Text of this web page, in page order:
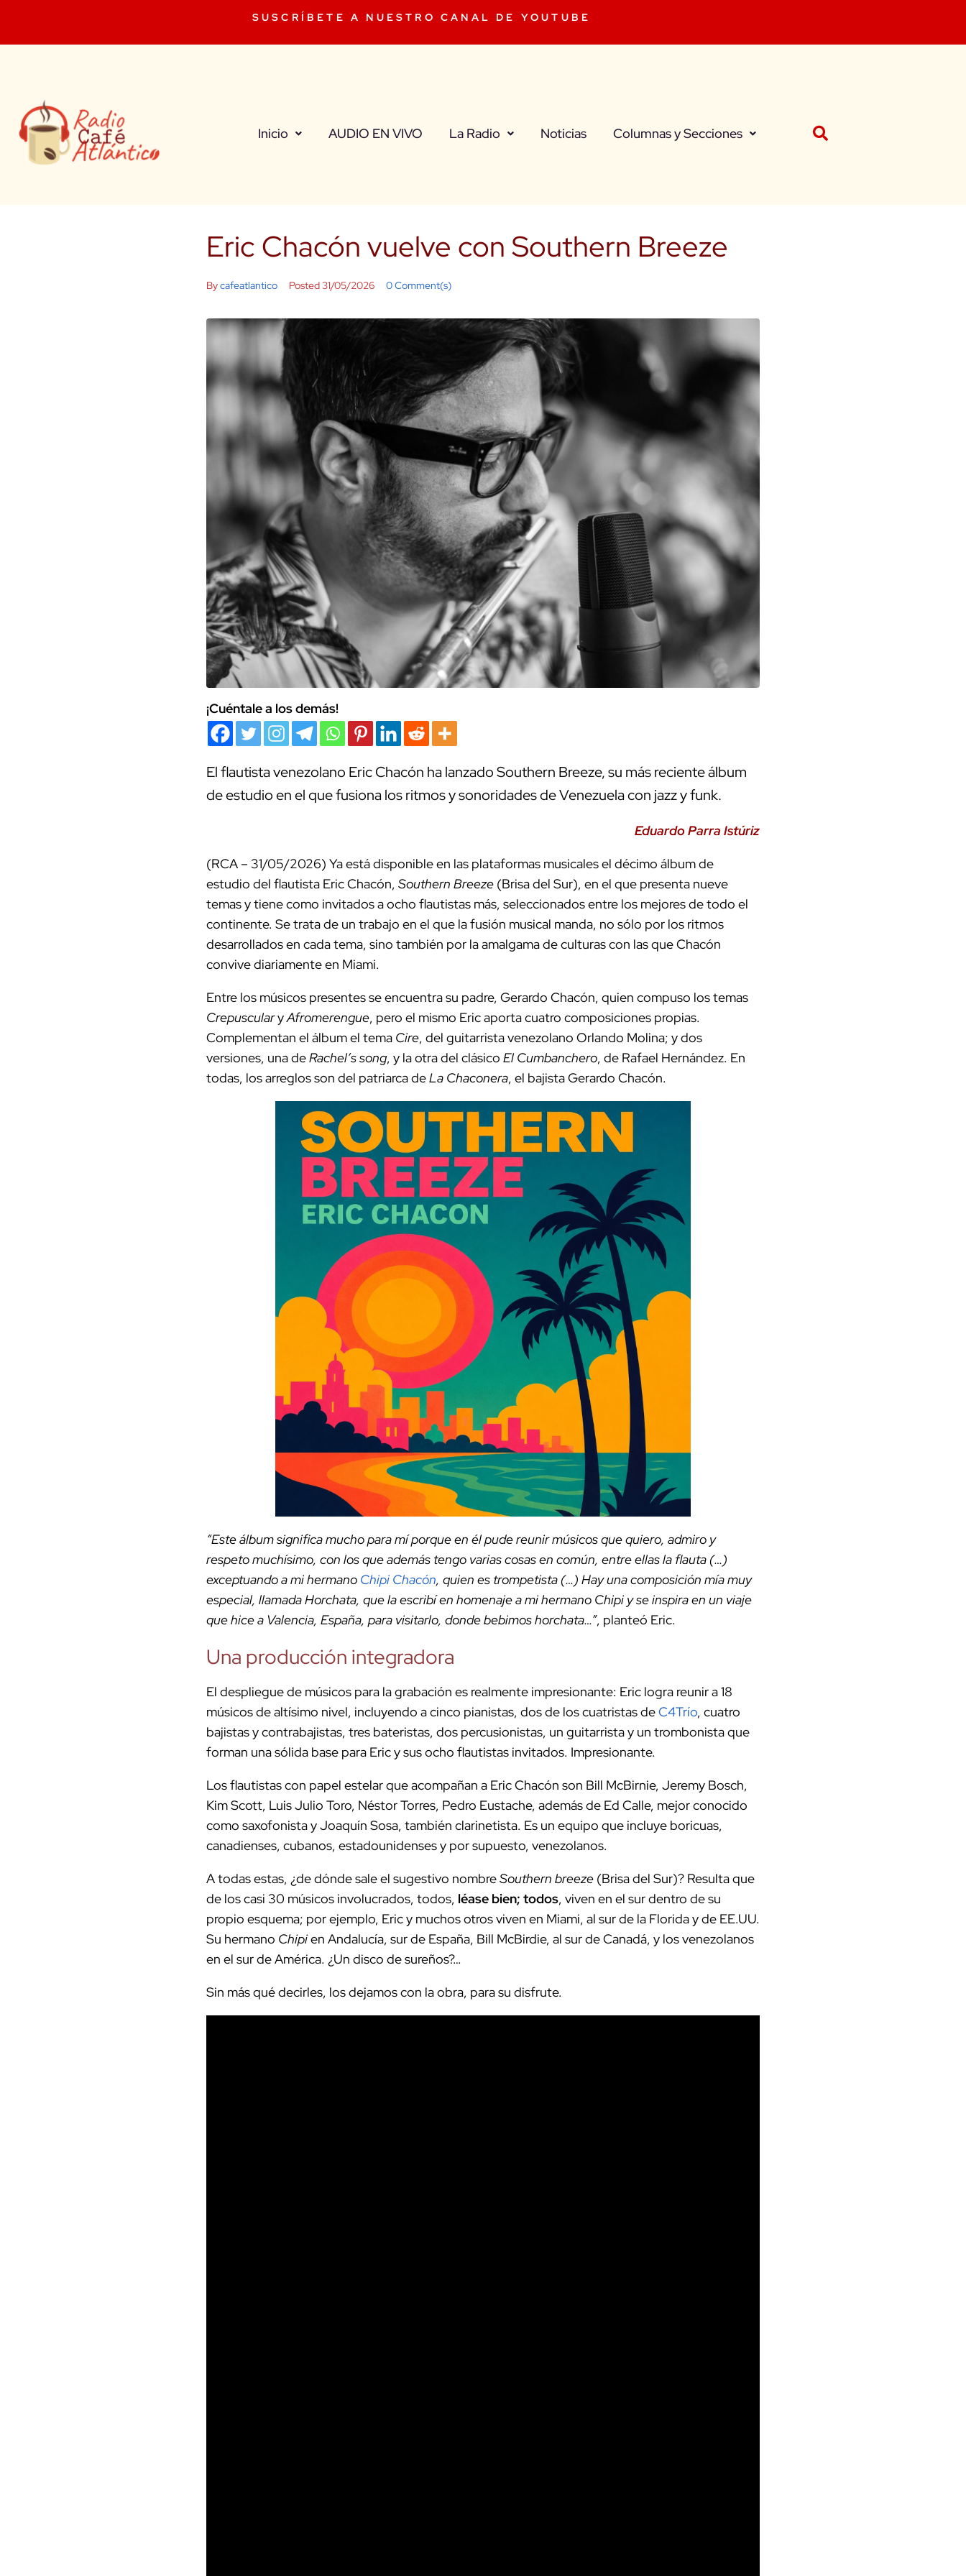
SUSCRÍBETE A NUESTRO CANAL DE YOUTUBE
Inicio AUDIO EN VIVO La Radio Noticias Columnas y Secciones
Eric Chacón vuelve con Southern Breeze
Bycafeatlantico Posted31/05/2026 0 Comment(s)
¡Cuéntale a los demás!
El flautista venezolano Eric Chacón ha lanzado Southern Breeze, su más reciente álbum
de estudio en el que fusiona los ritmos y sonoridades de Venezuela con jazz y funk.
Eduardo Parra Istúriz
(RCA – 31/05/2026) Ya está disponible en las plataformas musicales el décimo álbum de
estudio del flautista Eric Chacón, Southern Breeze (Brisa del Sur), en el que presenta nueve
temas y tiene como invitados a ocho flautistas más, seleccionados entre los mejores de todo el
continente. Se trata de un trabajo en el que la fusión musical manda, no sólo por los ritmos
desarrollados en cada tema, sino también por la amalgama de culturas con las que Chacón
convive diariamente en Miami.
Entre los músicos presentes se encuentra su padre, Gerardo Chacón, quien compuso los temas
CrepuscularyAfromerengue, pero el mismo Eric aporta cuatro composiciones propias.
Complementan el álbum el tema Cire, del guitarrista venezolano Orlando Molina; y dos
versiones, una deRachel’s song, y la otra del clásico El Cumbanchero, de Rafael Hernández. En
todas, los arreglos son del patriarca deLa Chaconera, el bajista Gerardo Chacón.
“Este álbum significa mucho para mí porque en él pude reunir músicos que quiero, admiro y
respeto muchísimo, con los que además tengo varias cosas en común, entre ellas la flauta (…)
exceptuando a mi hermano Chipi Chacón, quien es trompetista (…) Hay una composición mía muy
especial, llamada Horchata, que la escribí en homenaje a mi hermano Chipi y se inspira en un viaje
que hice a Valencia, España, para visitarlo, donde bebimos horchata…”, planteó Eric.
Una producción integradora
El despliegue de músicos para la grabación es realmente impresionante: Eric logra reunir a 18
músicos de altísimo nivel, incluyendo a cinco pianistas, dos de los cuatristas deC4Trío, cuatro
bajistas y contrabajistas, tres bateristas, dos percusionistas, un guitarrista y un trombonista que
forman una sólida base para Eric y sus ocho flautistas invitados. Impresionante.
Los flautistas con papel estelar que acompañan a Eric Chacón son Bill McBirnie, Jeremy Bosch,
Kim Scott, Luis Julio Toro, Néstor Torres, Pedro Eustache, además de Ed Calle, mejor conocido
como saxofonista y Joaquín Sosa, también clarinetista. Es un equipo que incluye boricuas,
canadienses, cubanos, estadounidenses y por supuesto, venezolanos.
A todas estas, ¿de dónde sale el sugestivo nombreSouthern breeze (Brisa del Sur)? Resulta que
de los casi 30 músicos involucrados, todos, léase bien; todos, viven en el sur dentro de su
propio esquema; por ejemplo, Eric y muchos otros viven en Miami, al sur de la Florida y de EE.UU.
Su hermano Chipien Andalucía, sur de España, Bill McBirdie, al sur de Canadá, y los venezolanos
en el sur de América. ¿Un disco de sureños?…
Sin más qué decirles, los dejamos con la obra, para su disfrute.